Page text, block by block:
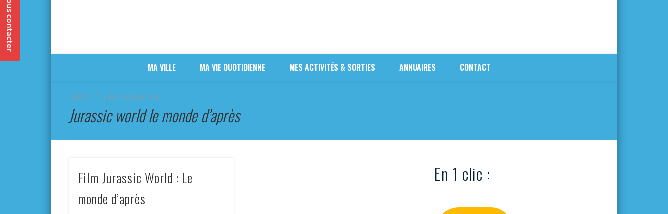
MA VILLE MA VIE QUOTIDIENNE MES ACTIVITÉS & SORTIES ANNUAIRES CONTACT
CURRENTLY BROWSING TAG
Jurassic world le monde d’après
Film Jurassic World : Le
monde d’après
En 1 clic :